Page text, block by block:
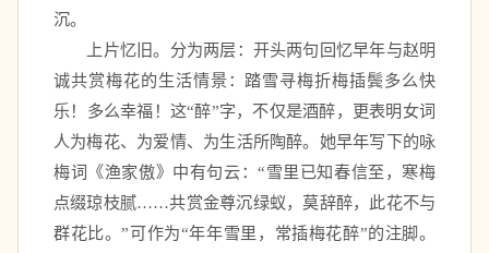
沉。
上片忆旧。分为两层：开头两句回忆早年与赵明
诚共赏梅花的生活情景：踏雪寻梅折梅插鬓多么快
乐！多么幸福！这“醉”字，不仅是酒醉，更表明女词
人为梅花、为爱情、为生活所陶醉。她早年写下的咏
梅词《渔家傲》中有句云：“雪里已知春信至，寒梅
点缀琼枝腻……共赏金尊沉绿蚁，莫辞醉，此花不与
群花比。”可作为“年年雪里，常插梅花醉”的注脚。